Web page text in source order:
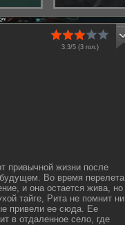
3.3/5 (3гол.)
привычной жизни после
Во время перелета
и она остается жива, но
тайге, Рита не помнит ни
привели ее сюда. Ее
в отдаленное село, где